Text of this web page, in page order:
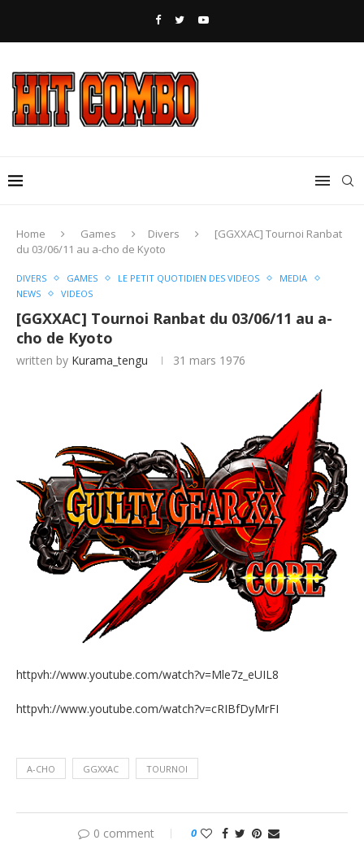
Home Games Divers
[GGXXAC] Tournoi Ranbat
du 03/06/11 au a-cho de Kyoto
DIVERS GAMES LE PETIT QUOTIDIEN DES VIDEOS
MEDIA
NEWS
VIDEOS
[GGXXAC] Tournoi Ranbat du 03/06/11 au a-
cho de Kyoto
written by Kurama_tengu 31 mars 1976
httpvh://www.youtube.com/watch?v=Mle7z_eUIL8
httpvh://www.youtube.com/watch?v=cRIBfDyMrFI
A-CHO GGXXAC TOURNOI
0 comment 0